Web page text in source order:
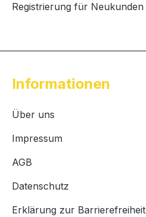
Registrierung für Neukunden
Informationen
Über uns
Impressum
AGB
Datenschutz
Erklärung zur Barrierefreiheit